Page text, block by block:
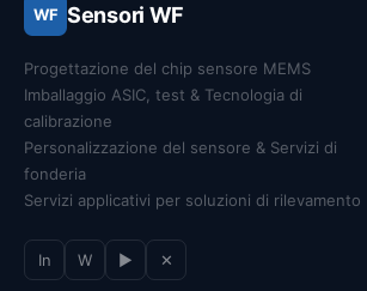
WF Sensori WF
Progettazione del chip sensore MEMS
Imballaggio ASIC, test & Tecnologia di
calibrazione
Personalizzazione del sensore & Servizi di
fonderia
Servizi applicativi per soluzioni di rilevamento
In W ▶ ✕